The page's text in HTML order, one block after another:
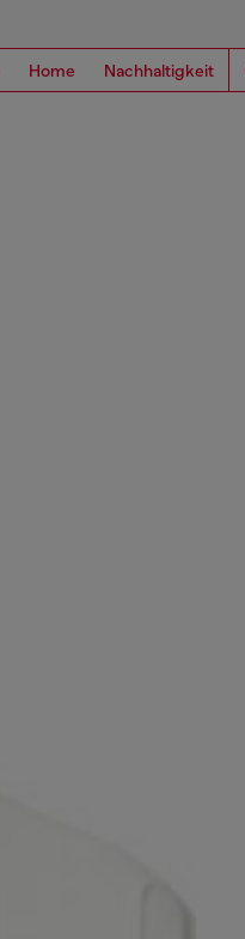
Home Nachhaltigkeit